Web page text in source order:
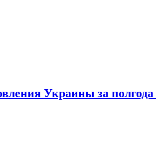
Украины за